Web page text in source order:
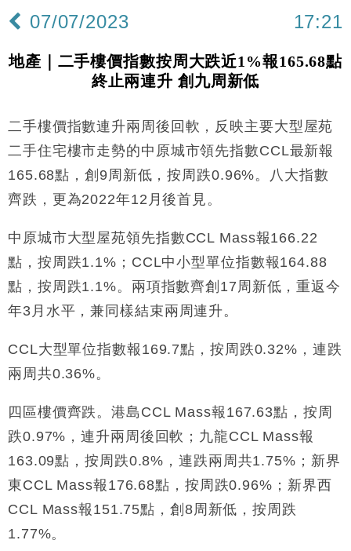
10:57
財經｜美商務部擬擴大金屬關稅範圍 14類產品或加徵
18:15
本地｜新世界K11 9月升級會員制度 增鉑金卡級別鎖
定高消費客群
最強
11:12
國際｜特朗普料美伊戰事快結束 承認部分彈藥庫存緊
司
11:30
市場落地
14:50
地產｜大酒店中期轉賺2300萬元 斥21億翻新香港及
東京半島
13:12
國際｜特朗普赴洛杉磯高球場活動前 男子攜槍彈被捕
12:30
財經｜香港7月PMI回落至51 企業擴張放慢兼縮減人
手
11:40
財經｜黑石傳再籌逾360億美元 支援Anthropic租用
財經｜美商務部擬擴大金屬關稅範圍 14類產品或加徵
25%
18:15
本地｜新世界K11 9月升級會員制度 增鉑金卡級別鎖
定高消費客群
17:40
財經｜本港6月零售額連升14個月 珠寶鐘錶銷售升勢
最強
07/07/2023 17:21
地產｜二手樓價指數按周大跌近1%報165.68點
終止兩連升 創九周新低
二手樓價指數連升兩周後回軟，反映主要大型屋苑
二手住宅樓市走勢的中原城市領先指數CCL最新報
165.68點，創9周新低，按周跌0.96%。八大指數
齊跌，更為2022年12月後首見。
中原城市大型屋苑領先指數CCL Mass報166.22
點，按周跌1.1%；CCL中小型單位指數報164.88
點，按周跌1.1%。兩項指數齊創17周新低，重返今
年3月水平，兼同樣結束兩周連升。
CCL大型單位指數報169.7點，按周跌0.32%，連跌
兩周共0.36%。
四區樓價齊跌。港島CCL Mass報167.63點，按周
跌0.97%，連升兩周後回軟；九龍CCL Mass報
163.09點，按周跌0.8%，連跌兩周共1.75%；新界
東CCL Mass報176.68點，按周跌0.96%；新界西
CCL Mass報151.75點，創8周新低，按周跌
1.77%。